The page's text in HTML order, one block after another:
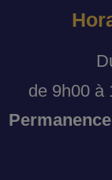
de 9h00 à